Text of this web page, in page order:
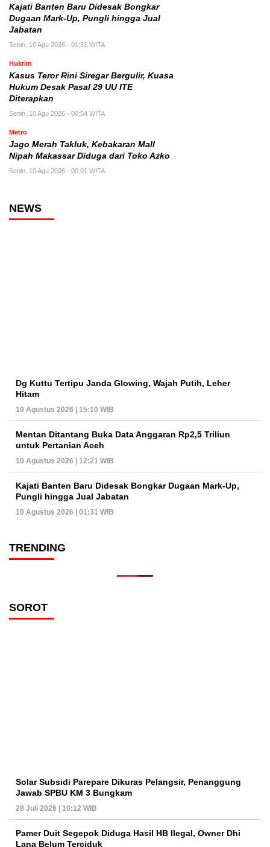
Kajati Banten Baru Didesak Bongkar
Dugaan Mark-Up, Pungli hingga Jual
Jabatan
Senin, 10 Agu 2026 - 01:31 WITA
Hukrim
Kasus Teror Rini Siregar Bergulir, Kuasa
Hukum Desak Pasal 29 UU ITE
Diterapkan
Senin, 10 Agu 2026 - 00:54 WITA
Metro
Jago Merah Takluk, Kebakaran Mall
Nipah Makassar Diduga dari Toko Azko
Senin, 10 Agu 2026 - 00:01 WITA
NEWS
Dg Kuttu Tertipu Janda Glowing, Wajah Putih, Leher
Hitam
10 Agustus 2026 | 15:10 WIB
Mentan Ditantang Buka Data Anggaran Rp2,5 Triliun
untuk Pertanian Aceh
10 Agustus 2026 | 12:21 WIB
Kajati Banten Baru Didesak Bongkar Dugaan Mark-Up,
Pungli hingga Jual Jabatan
10 Agustus 2026 | 01:31 WIB
TRENDING
SOROT
Solar Subsidi Parepare Dikuras Pelangsir, Penanggung
Jawab SPBU KM 3 Bungkam
28 Juli 2026 | 10:12 WIB
Pamer Duit Segepok Diduga Hasil HB Ilegal, Owner Dhi
Lana Belum Terciduk